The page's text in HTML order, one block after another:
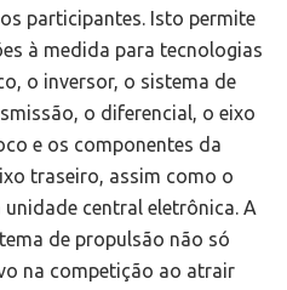
participantes. Isto permite
à medida para tecnologias
o inversor, o sistema de
o diferencial, o eixo
e os componentes da
traseiro, assim como o
central eletrônica. A
de propulsão não só
na competição ao atrair